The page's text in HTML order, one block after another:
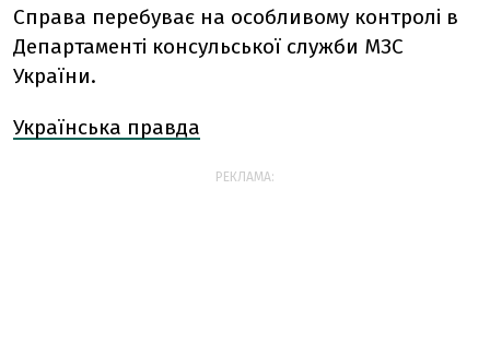
Справа перебуває на особливому контролі в
Департаменті консульської служби МЗС
України.
Українська правда
РЕКЛАМА: